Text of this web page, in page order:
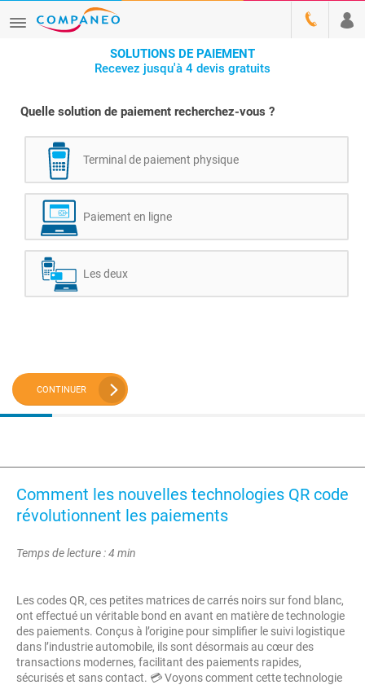
SOLUTIONS DE PAIEMENT
Recevez jusqu'à 4 devis gratuits
Quelle solution de paiement recherchez-vous ?
Terminal de paiement physique
Paiement en ligne
Les deux
CONTINUER
Comment les nouvelles technologies QR code
révolutionnent les paiements
Temps de lecture : 4 min
Les codes QR, ces petites matrices de carrés noirs sur fond blanc,
ont effectué un véritable bond en avant en matière de technologie
des paiements. Conçus à l’origine pour simplifier le suivi logistique
dans l’industrie automobile, ils sont désormais au cœur des
transactions modernes, facilitant des paiements rapides,
sécurisés et sans contact. 💳 Voyons comment cette technologie